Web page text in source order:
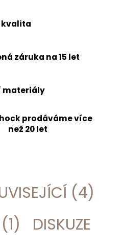
kvalita
záruka na 15 let
materiály
prodáváme více
než 20 let
(4)
DISKUZE